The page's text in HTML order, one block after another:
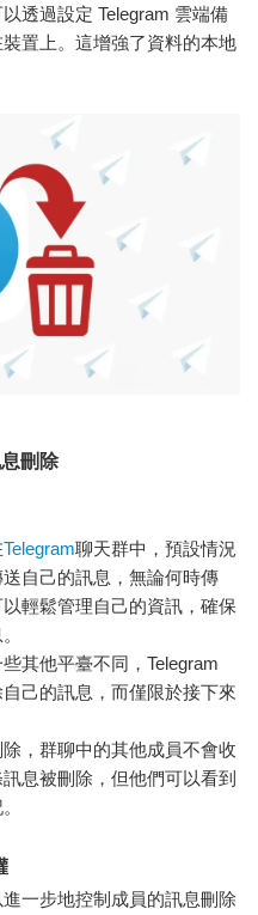
透過設定 Telegram 雲端備
置上。這增強了資料的本地
刪除
Telegram聊天群中，預設情況
自己的訊息，無論何時傳
輕鬆管理自己的資訊，確保
些其他平臺不同，Telegram
己的訊息，而僅限於接下來
除，群聊中的其他成員不會收
息被刪除，但他們可以看到
進一步地控制成員的訊息刪除